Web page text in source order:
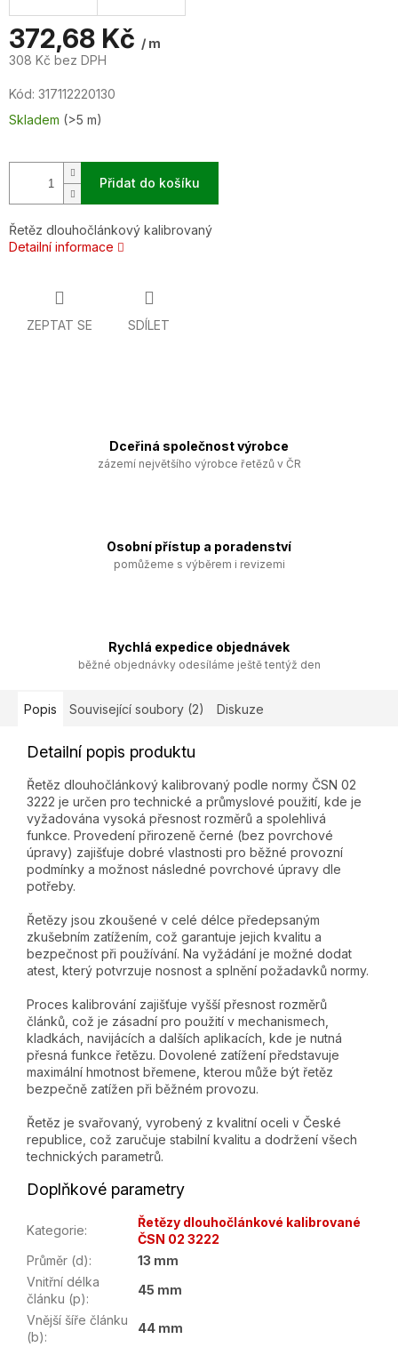
372,68 Kč / m
308 Kč bez DPH
cena:
Kód: 317112220130
Skladem (>5 m)
Přidat do košíku
Řetěz dlouhočlánkový kalibrovaný
Detailní informace
ZEPTAT SE SDÍLET
Dceřiná společnost výrobce
zázemí největšího výrobce řetězů v ČR
Osobní přístup a poradenství
pomůžeme s výběrem i revizemi
Rychlá expedice objednávek
běžné objednávky odesíláme ještě tentýž den
Popis Související soubory (2) Diskuze
Detailní popis produktu
Řetěz dlouhočlánkový kalibrovaný podle normy ČSN 02
3222 je určen pro technické a průmyslové použití, kde je
vyžadována vysoká přesnost rozměrů a spolehlivá
funkce. Provedení přirozeně černé (bez povrchové
úpravy) zajišťuje dobré vlastnosti pro běžné provozní
podmínky a možnost následné povrchové úpravy dle
potřeby.
Řetězy jsou zkoušené v celé délce předepsaným
zkušebním zatížením, což garantuje jejich kvalitu a
bezpečnost při používání. Na vyžádání je možné dodat
atest, který potvrzuje nosnost a splnění požadavků normy.
Proces kalibrování zajišťuje vyšší přesnost rozměrů
článků, což je zásadní pro použití v mechanismech,
kladkách, navijácích a dalších aplikacích, kde je nutná
přesná funkce řetězu. Dovolené zatížení představuje
maximální hmotnost břemene, kterou může být řetěz
bezpečně zatížen při běžném provozu.
Řetěz je svařovaný, vyrobený z kvalitní oceli v České
republice, což zaručuje stabilní kvalitu a dodržení všech
technických parametrů.
Doplňkové parametry
Kategorie:
Řetězy dlouhočlánkové kalibrované
ČSN 02 3222
Průměr (d):
13 mm
Vnitřní délka
článku (p):
45 mm
Vnější šíře článku
(b):
44 mm